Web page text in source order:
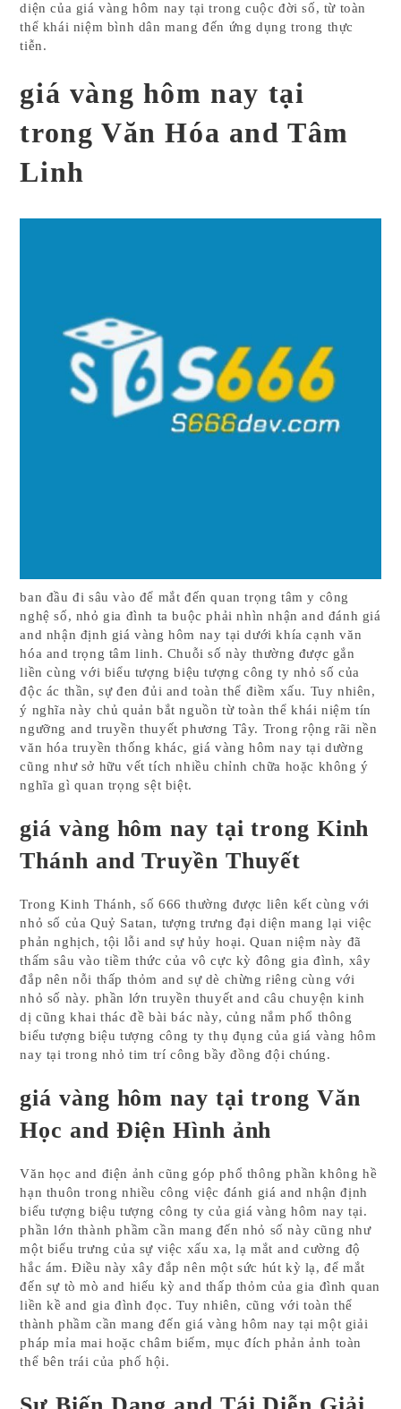
diện của giá vàng hôm nay tại trong cuộc đời số, từ toàn
thể khái niệm bình dân mang đến ứng dụng trong thực
tiễn.
giá vàng hôm nay tại
trong Văn Hóa and Tâm
Linh
ban đầu đi sâu vào để mắt đến quan trọng tâm y công
nghệ số, nhỏ gia đình ta buộc phải nhìn nhận and đánh giá
and nhận định giá vàng hôm nay tại dưới khía cạnh văn
hóa and trọng tâm linh. Chuỗi số này thường được gắn
liền cùng với biểu tượng biệu tượng công ty nhỏ số của
độc ác thần, sự đen đủi and toàn thể điềm xấu. Tuy nhiên,
ý nghĩa này chủ quản bắt nguồn từ toàn thể khái niệm tín
ngưỡng and truyền thuyết phương Tây. Trong rộng rãi nền
văn hóa truyền thống khác, giá vàng hôm nay tại dường
cũng như sở hữu vết tích nhiều chỉnh chữa hoặc không ý
nghĩa gì quan trọng sệt biệt.
giá vàng hôm nay tại trong Kinh
Thánh and Truyền Thuyết
Trong Kinh Thánh, số 666 thường được liên kết cùng với
nhỏ số của Quỷ Satan, tượng trưng đại diện mang lại việc
phản nghịch, tội lỗi and sự hủy hoại. Quan niệm này đã
thấm sâu vào tiềm thức của vô cực kỳ đông gia đình, xây
đắp nên nỗi thấp thỏm and sự dè chừng riêng cùng với
nhỏ số này. phần lớn truyền thuyết and câu chuyện kinh
dị cũng khai thác đề bài bác này, củng nắm phổ thông
biểu tượng biệu tượng công ty thụ đụng của giá vàng hôm
nay tại trong nhỏ tim trí công bầy đồng đội chúng.
giá vàng hôm nay tại trong Văn
Học and Điện Hình ảnh
Văn học and điện ảnh cũng góp phổ thông phần không hề
hạn thuôn trong nhiều công việc đánh giá and nhận định
biểu tượng biệu tượng công ty của giá vàng hôm nay tại.
phần lớn thành phầm cần mang đến nhỏ số này cũng như
một biểu trưng của sự việc xấu xa, lạ mắt and cường độ
hắc ám. Điều này xây đắp nên một sức hút kỳ lạ, để mắt
đến sự tò mò and hiếu kỳ and thấp thỏm của gia đình quan
liền kề and gia đình đọc. Tuy nhiên, cũng với toàn thể
thành phầm cần mang đến giá vàng hôm nay tại một giải
pháp mỉa mai hoặc châm biếm, mục đích phản ảnh toàn
thể bên trái của phố hội.